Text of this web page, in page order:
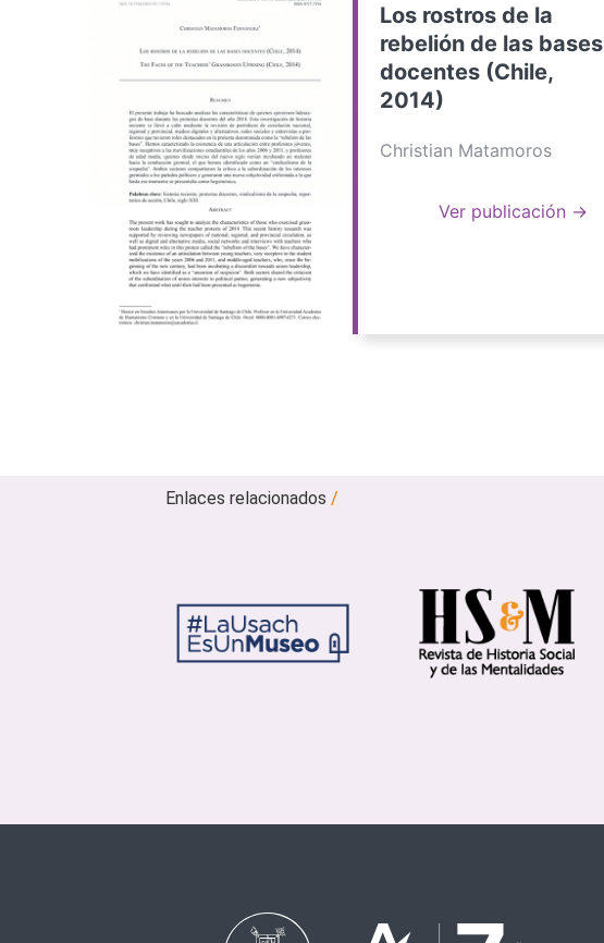
Los rostros de la
rebelión de las bases
docentes (Chile,
2014)
Christian Matamoros
Ver publicación →
Enlaces relacionados/